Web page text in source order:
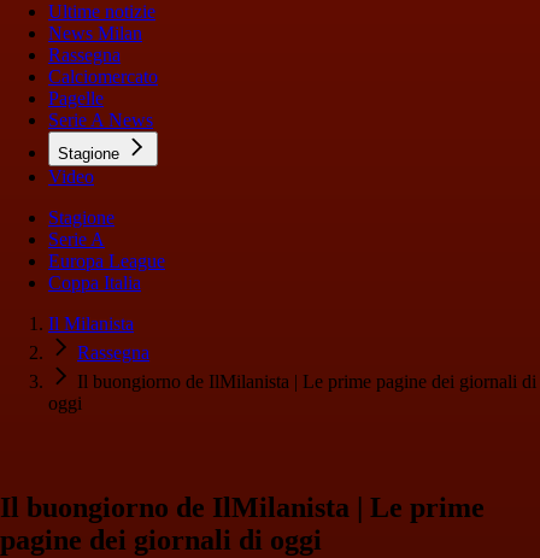
Ultime notizie
News Milan
Rassegna
Calciomercato
Pagelle
Serie A News
Stagione
Video
Stagione
Serie A
Europa League
Coppa Italia
Il Milanista
Rassegna
Il buongiorno de IlMilanista | Le prime pagine dei giornali di
oggi
Il buongiorno de IlMilanista | Le prime
pagine dei giornali di oggi